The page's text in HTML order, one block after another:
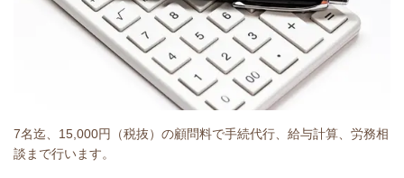
7名迄、15,000円（税抜）の顧問料で手続代行、給与計算、労務相
談まで行います。